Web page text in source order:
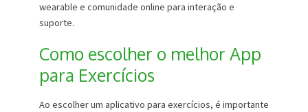
wearable e comunidade online para interação e
suporte.
Como escolher o melhor App
para Exercícios
Ao escolher um aplicativo para exercícios, é importante